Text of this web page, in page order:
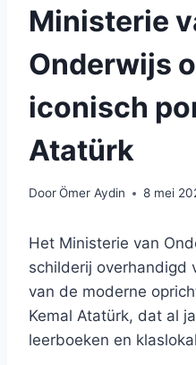
Ministerie
Onderwijs
iconisch
Atatürk
DoorÖmer Aydin 8 mei
Het Ministerie van
schilderij overhandigd
van de moderne
Kemal Atatürk, dat al
leerboeken en